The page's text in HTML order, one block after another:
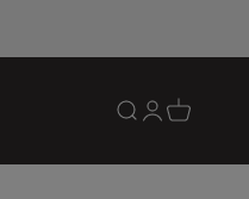
Abrir búsqueda
Abrir página de
Abrir cesta